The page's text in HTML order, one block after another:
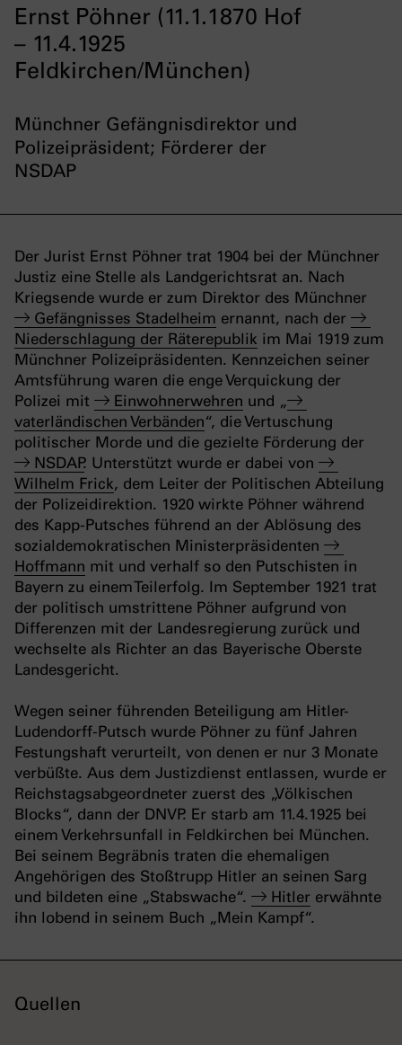
Ernst Pöhner (11.1.1870 Hof
– 11.4.1925
Feldkirchen/München)
Münchner Gefängnisdirektor und
Polizeipräsident; Förderer der
NSDAP
Der Jurist Ernst Pöhner trat 1904 bei der Münchner
Justiz eine Stelle als Landgerichtsrat an. Nach
Kriegsende wurde er zum Direktor des Münchner
Gefängnisses Stadelheim ernannt, nach der
Niederschlagung der Räterepublik im Mai 1919 zum
Münchner Polizeipräsidenten. Kennzeichen seiner
Amtsführung waren die enge Verquickung der
Polizei mit
Einwohnerwehren und „
vaterländischen Verbänden“, die Vertuschung
politischer Morde und die gezielte Förderung der
NSDAP. Unterstützt wurde er dabei von
Wilhelm Frick, dem Leiter der Politischen Abteilung
der Polizeidirektion. 1920 wirkte Pöhner während
des Kapp-Putsches führend an der Ablösung des
sozialdemokratischen Ministerpräsidenten
Hoffmann mit und verhalf so den Putschisten in
Bayern zu einem Teilerfolg. Im September 1921 trat
der politisch umstrittene Pöhner aufgrund von
Differenzen mit der Landesregierung zurück und
wechselte als Richter an das Bayerische Oberste
Landesgericht.
Wegen seiner führenden Beteiligung am Hitler-
Ludendorff-Putsch wurde Pöhner zu fünf Jahren
Festungshaft verurteilt, von denen er nur 3 Monate
verbüßte. Aus dem Justizdienst entlassen, wurde er
Reichstagsabgeordneter zuerst des „Völkischen
Blocks“, dann der DNVP. Er starb am 11.4.1925 bei
einem Verkehrsunfall in Feldkirchen bei München.
Bei seinem Begräbnis traten die ehemaligen
Angehörigen des Stoßtrupp Hitler an seinen Sarg
und bildeten eine „Stabswache“.
Hitler erwähnte
ihn lobend in seinem Buch „Mein Kampf“.
Quellen